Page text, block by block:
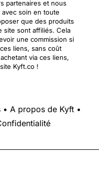
partenaires et nous
soin en toute
que des produits
site sont affiliés. Cela
une commission si
liens, sans coût
via ces liens,
Kyft.co !
• A propos de Kyft •